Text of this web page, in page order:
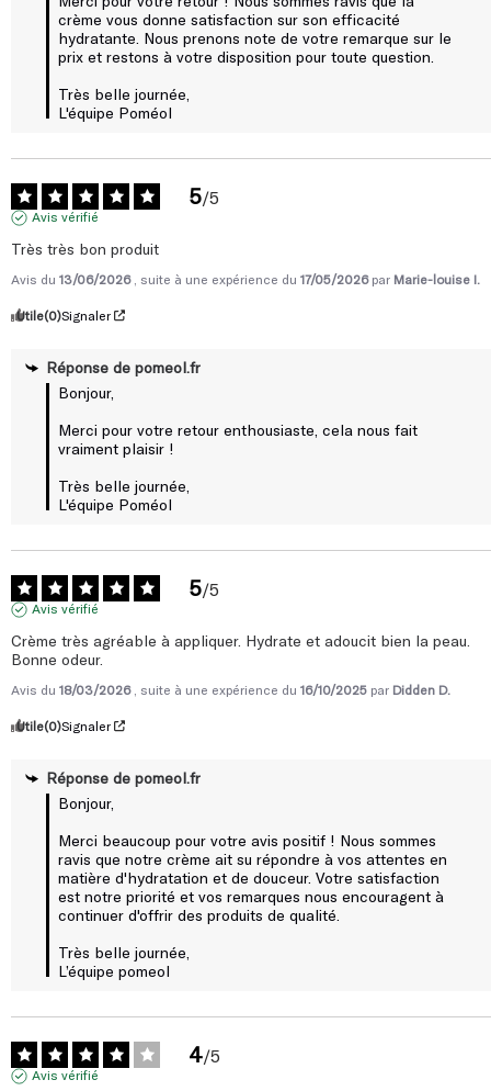
Corps : tiraillements, vergetures et cicatrices
Mains et talons : craquelures et rugosités
Les bienfaits
Réparation (1) : + 45% de capacité de réparation après 24h en
contact avec La Fabuleuse
semaines d'application de La Fabuleuse
Hydrate, apaise, raffermit et adoucit (2,3)
crème vous donne satisfaction sur son efficacité
hydratante. Nous prenons note de votre remarque sur le
prix et restons à votre disposition pour toute question.
Très belle journée,
L'équipe Poméol
5/5
Avis vérifié
Très très bon produit
Avis du 13/06/2026 , suite à une expérience du 17/05/2026 par Marie-louise I.
Utile(0)Signaler
Réponse de pomeol.fr
Bonjour,
Merci pour votre retour enthousiaste, cela nous fait
vraiment plaisir !
Très belle journée,
L'équipe Poméol
5/5
Avis vérifié
Crème très agréable à appliquer. Hydrate et adoucit bien la peau.
Bonne odeur.
Avis du 18/03/2026 , suite à une expérience du 16/10/2025 par Didden D.
Utile(0)Signaler
Réponse de pomeol.fr
Bonjour,
Merci beaucoup pour votre avis positif ! Nous sommes
ravis que notre crème ait su répondre à vos attentes en
matière d'hydratation et de douceur. Votre satisfaction
est notre priorité et vos remarques nous encouragent à
continuer d'offrir des produits de qualité.
Très belle journée,
L’équipe pomeol
4/5
Avis vérifié